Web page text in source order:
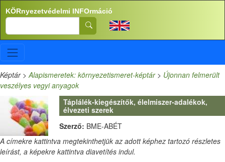
Ugrás a tartalomra
KÖRnyezetvédelmi INFOrmáció
Search
Képtár>Alapismeretek: környezetismeret-képtár> Újonnan felmerült
veszélyes vegyi anyagok
Táplálék-kiegészítők, élelmiszer-adalékok,
élvezeti szerek
Szerző: BME-ABÉT
A címekre kattintva megtekinthetjük az adott képhez tartozó részletes
leírást, a képekre kattintva diavetítés indul.